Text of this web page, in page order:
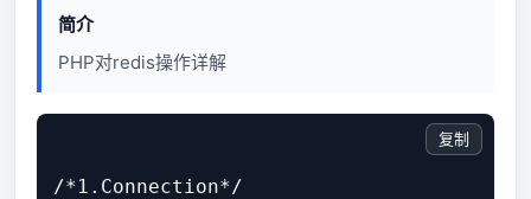
简介
PHP对redis操作详解
/*1.Connection*/
复制